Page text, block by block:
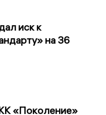
иск к
на 36
«Поколение»